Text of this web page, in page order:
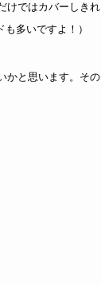
けではカバーしきれ
多いですよ！）
かと思います。その